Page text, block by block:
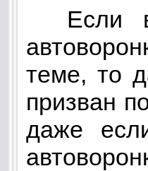
Если
теме, то
призван
даже